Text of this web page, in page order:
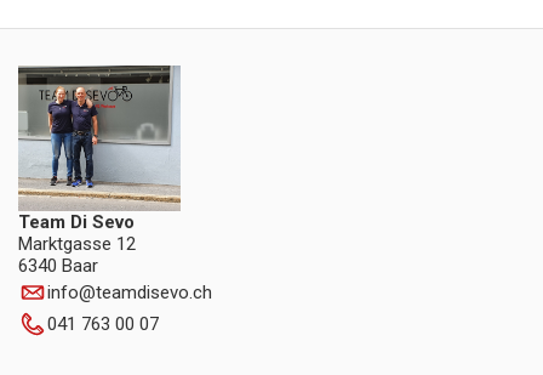
Team Di Sevo
Marktgasse 12
6340 Baar
info@teamdisevo.ch
041 763 00 07